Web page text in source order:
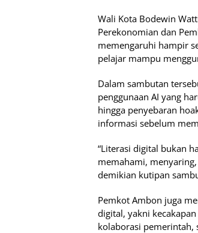
Wali Kota Bodewin
Perekonomian dan
memengaruhi hampir
pelajar mampu
Dalam sambutan
penggunaan AI yang
hingga penyebaran
informasi sebelum
“Literasi digital bukan
memahami,
demikian kutipan
Pemkot Ambon juga
digital, yakni
kolaborasi pemerintah,